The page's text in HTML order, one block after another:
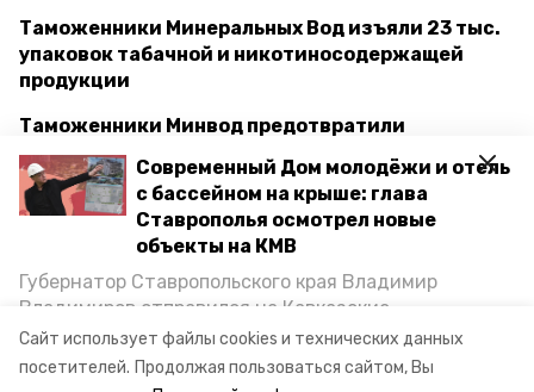
Сайт использует файлы cookies и технических данных
посетителей. Продолжая пользоваться сайтом, Вы
Современный Дом молодёжи и отель
с бассейном на крыше: глава
Ставрополья осмотрел новые
объекты на КМВ
Губернатор Ставропольского края Владимир
Владимиров отправился на Кавказские
Минеральные Воды, чтобы проинспектировать
строительство объектов в Кисловодске и
Минводах, а также выслушать предложения о
Таможенники Минеральных Вод изъяли 23 тыс.
упаковок табачной и никотиносодержащей
продукции
Таможенники Минвод предотвратили
контрабанду валюты на сумму более 8,5 млн
рублей
ткань аэропорт минеральных вод